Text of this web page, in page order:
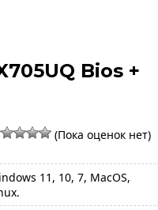
Bios +
(Пока оценок нет)
11, 10, 7, MacOS,